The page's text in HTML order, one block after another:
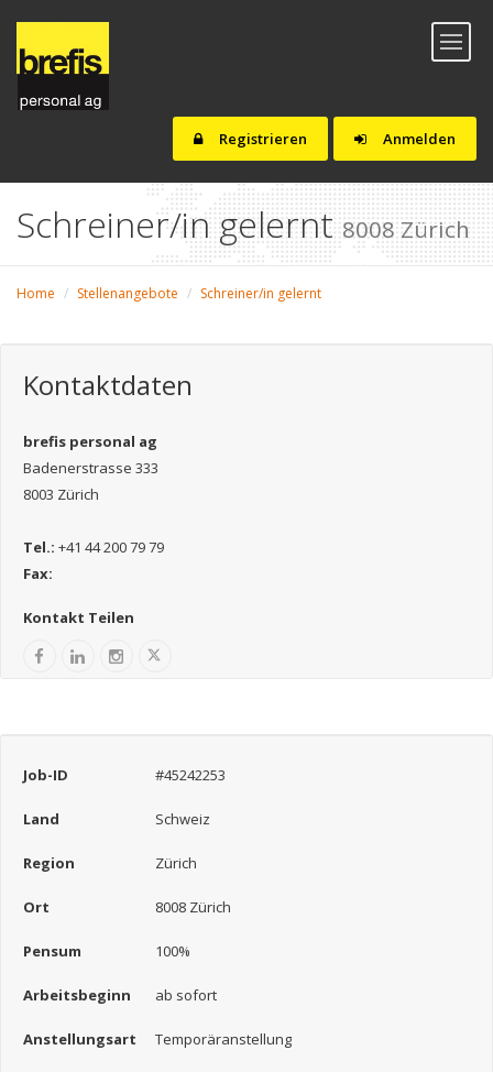
Anmelden
Registrieren
Toggle
Schreiner/in gelernt8008 Zürich
Home Stellenangebote Schreiner/in gelernt
Kontaktdaten
brefis personal ag
Badenerstrasse 333
8003 Zürich
Tel.: +41 44 200 79 79
Fax:
Kontakt Teilen
Job-ID #45242253
Land Schweiz
Region Zürich
Ort 8008 Zürich
Pensum 100%
Arbeitsbeginn ab sofort
Anstellungsart Temporäranstellung